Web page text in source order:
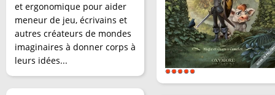
et ergonomique pour aider
meneur de jeu, écrivains et
autres créateurs de mondes
imaginaires à donner corps à
leurs idées...